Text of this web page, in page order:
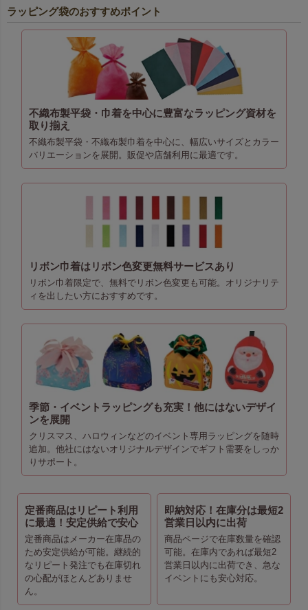
ラッピング袋のおすすめポイント
不織布製平袋・巾着を中心に豊富なラッピング資材を
取り揃え
不織布製平袋・不織布製巾着を中心に、幅広いサイズとカラー
バリエーションを展開。販促や店舗利用に最適です。
リボン巾着はリボン色変更無料サービスあり
リボン巾着限定で、無料でリボン色変更も可能。オリジナリテ
ィを出したい方におすすめです。
季節・イベントラッピングも充実！他にはないデザイ
ンを展開
クリスマス、ハロウィンなどのイベント専用ラッピングを随時
追加。他社にはないオリジナルデザインでギフト需要をしっか
りサポート。
定番商品はリピート利用
に最適！安定供給で安心
定番商品はメーカー在庫品の
ため安定供給が可能。継続的
なリピート発注でも在庫切れ
の心配がほとんどありませ
ん。
即納対応！在庫分は最短2
営業日以内に出荷
商品ページで在庫数量を確認
可能。在庫内であれば最短2
営業日以内に出荷でき、急な
イベントにも安心対応。